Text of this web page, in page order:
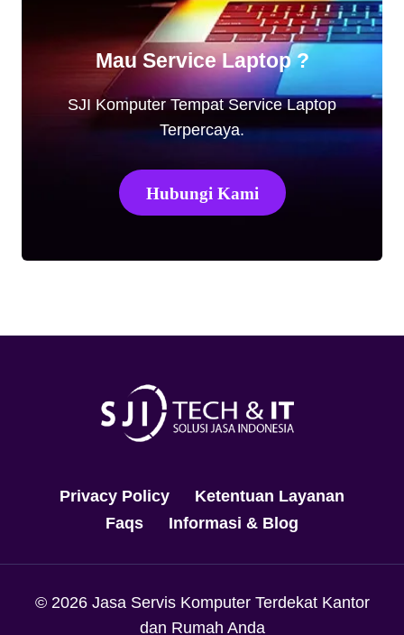
Mau Service Laptop ?
SJI Komputer Tempat Service Laptop
Terpercaya.
Hubungi Kami
Privacy Policy
Ketentuan Layanan
Faqs
Informasi & Blog
© 2026 Jasa Servis Komputer Terdekat Kantor
dan Rumah Anda